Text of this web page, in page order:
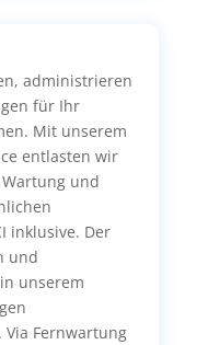
administrieren
für Ihr
Mit unserem
entlasten wir
und
inklusive. Der
und
unserem
Fernwartung